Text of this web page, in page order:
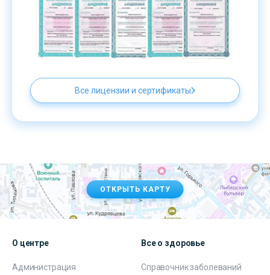
Все лицензии и сертификаты
ОТКРЫТЬ КАРТУ
О центре
Администрация
Все о здоровье
Справочник заболеваний